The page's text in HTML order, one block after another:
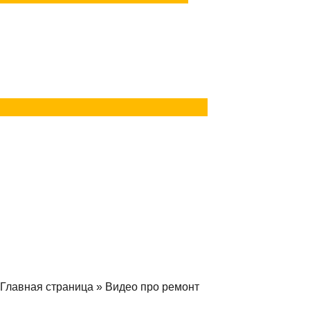
Главная страница » Видео про ремонт